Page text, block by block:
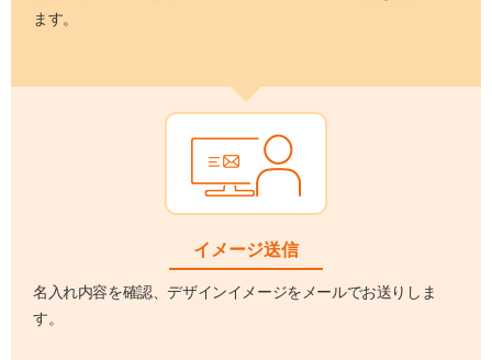
ます。
イメージ送信
名入れ内容を確認、デザインイメージをメールでお送りしま
す。